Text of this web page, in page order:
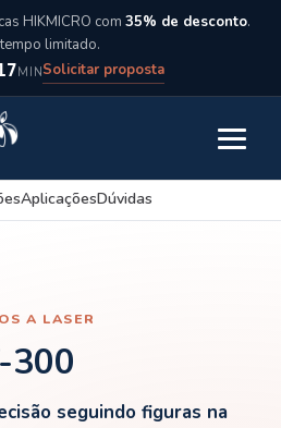
HIKMICRO com 35% de desconto.
limitado.
MINSolicitar proposta
Abrir
AplicaçõesDúvidas
A LASER
300
seguindo figuras na